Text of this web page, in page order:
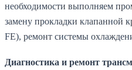
необходимости выполняем
замену прокладки клапанной
FE), ремонт системы
Диагностика и ремонт